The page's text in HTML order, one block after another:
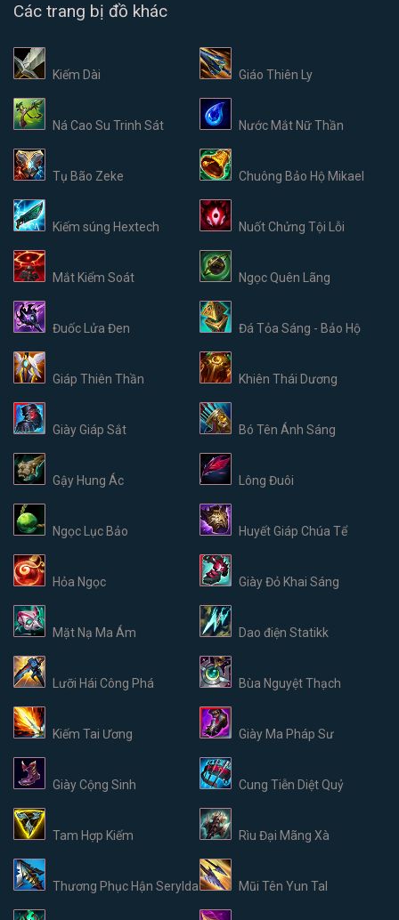
Các trang bị đồ khác
Kiếm Dài Giáo Thiên Ly
Ná Cao Su Trinh Sát Nước Mắt Nữ Thần
Tụ Bão Zeke Chuông Bảo Hộ Mikael
Kiếm súng Hextech Nuốt Chửng Tội Lỗi
Mắt Kiểm Soát Ngọc Quên Lãng
Đuốc Lửa Đen Đá Tỏa Sáng - Bảo Hộ
Giáp Thiên Thần Khiên Thái Dương
Giày Giáp Sắt Bó Tên Ánh Sáng
Gậy Hung Ác Lông Đuôi
Ngọc Lục Bảo Huyết Giáp Chúa Tể
Hỏa Ngọc Giày Đỏ Khai Sáng
Mặt Nạ Ma Ám Dao điện Statikk
Lưỡi Hái Công Phá Bùa Nguyệt Thạch
Kiếm Tai Ương Giày Ma Pháp Sư
Giày Cộng Sinh Cung Tiễn Diệt Quỷ
Tam Hợp Kiếm Rìu Đại Mãng Xà
Thương Phục Hận Serylda Mũi Tên Yun Tal